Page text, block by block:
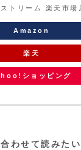
トリーム 楽天市場
Amazon
楽天
ショッピング
わせて読みた